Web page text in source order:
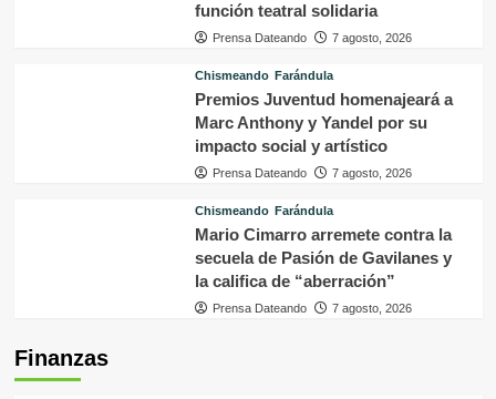
función teatral solidaria
Prensa Dateando 7 agosto, 2026
Chismeando Farándula
Premios Juventud homenajeará a
Marc Anthony y Yandel por su
impacto social y artístico
Prensa Dateando 7 agosto, 2026
Chismeando Farándula
Mario Cimarro arremete contra la
secuela de Pasión de Gavilanes y
la califica de “aberración”
Prensa Dateando 7 agosto, 2026
Finanzas